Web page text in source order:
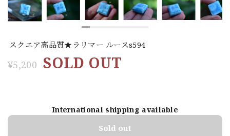
スクエア高品質★ラリマー ルースs594
¥5,200 SOLD OUT
International shipping available
Sold out